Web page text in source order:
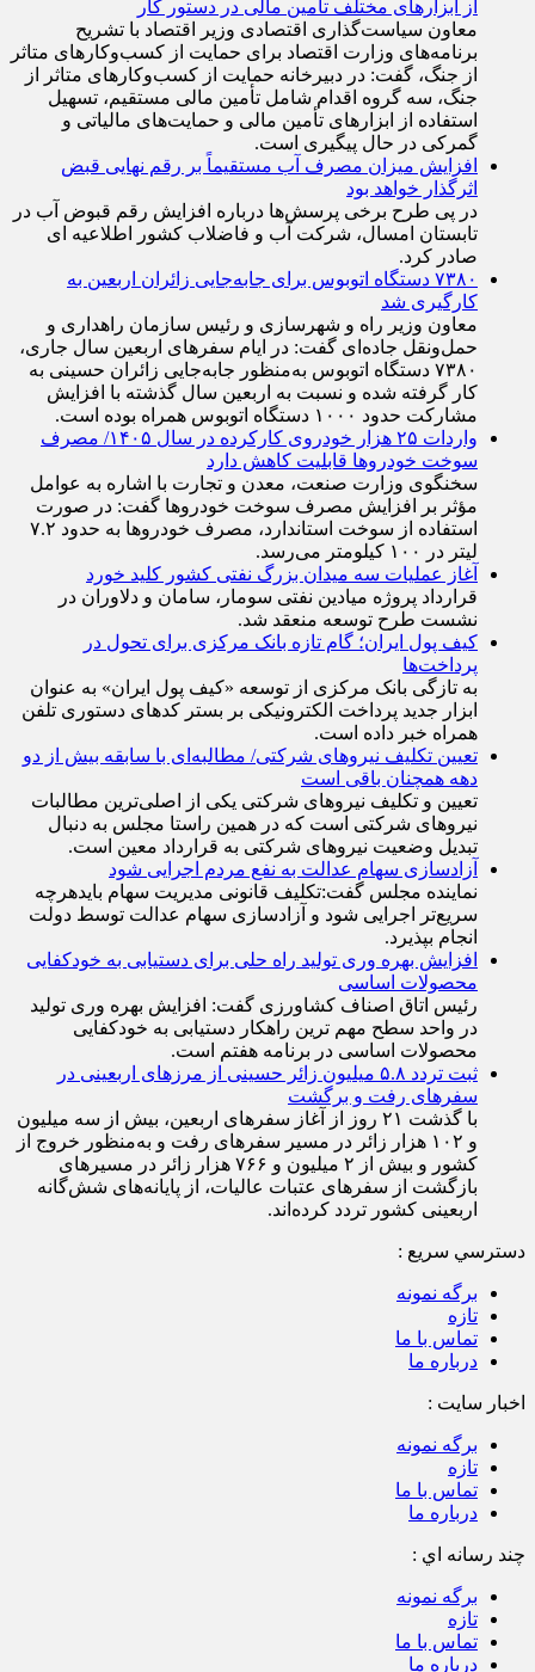
از ابزارهای مختلف تأمین مالی در دستور کار
معاون سیاست‌گذاری اقتصادی وزیر اقتصاد با تشریح
برنامه‌های وزارت اقتصاد برای حمایت از کسب‌وکار‌های متاثر
از جنگ، گفت: در دبیرخانه حمایت از کسب‌وکار‌های متاثر از
جنگ، سه گروه اقدام شامل تأمین مالی مستقیم، تسهیل
استفاده از ابزار‌های تأمین مالی و حمایت‌های مالیاتی و
گمرکی در حال پیگیری است.
افزایش میزان مصرف آب مستقیماً بر رقم نهایی قبض
اثرگذار خواهد بود
در پی طرح برخی پرسش‌ها درباره افزایش رقم قبوض آب در
تابستان امسال، شرکت آب و فاضلاب کشور اطلاعیه ای
صادر کرد.
۷۳۸۰ دستگاه اتوبوس برای جابه‌جایی زائران اربعین به
کارگیری شد
معاون وزیر راه و شهرسازی و رئیس سازمان راهداری و
حمل‌ونقل جاده‌ای گفت: در ایام سفرهای اربعین سال جاری،
۷۳۸۰ دستگاه اتوبوس به‌منظور جابه‌جایی زائران حسینی به‌
کار گرفته شده و نسبت به اربعین سال گذشته با افزایش
مشارکت حدود ۱۰۰۰ دستگاه اتوبوس همراه بوده است.
واردات ۲۵ هزار خودروی کارکرده در سال ۱۴۰۵/ مصرف
سوخت خودرو‌ها قابلیت کاهش دارد
سخنگوی وزارت صنعت، معدن و تجارت با اشاره به عوامل
مؤثر بر افزایش مصرف سوخت خودرو‌ها گفت: در صورت
استفاده از سوخت استاندارد، مصرف خودرو‌ها به حدود ۷.۲
لیتر در ۱۰۰ کیلومتر می‌رسد.
آغاز عملیات سه میدان بزرگ نفتی کشور کلید خورد
قرارداد پروژه میادین نفتی سومار، سامان و دلاوران در
نشست طرح توسعه منعقد شد.
کیف پول ایران؛ گام تازه بانک مرکزی برای تحول در
پرداخت‌ها
به تازگی بانک مرکزی از توسعه «کیف پول ایران» به عنوان
ابزار جدید پرداخت الکترونیکی بر بستر کد‌های دستوری تلفن
همراه خبر داده است.
تعیین تکلیف نیروهای شرکتی/ مطالبه‌ای با سابقه بیش از دو
دهه همچنان باقی است
تعیین و تکلیف نیرو‌های شرکتی یکی از اصلی‌ترین مطالبات
نیرو‌های شرکتی است که در همین راستا مجلس به دنبال
تبدیل وضعیت نیرو‌های شرکتی به قرارداد معین است.
آزادسازی سهام عدالت به نفع مردم اجرایی شود
نماینده مجلس گفت:تکلیف قانونی مدیریت سهام بایدهرچه
سریع‌تر اجرایی شود و آزادسازی سهام عدالت توسط دولت
انجام بپذیرد.
افزایش بهره وری تولید راه حلی برای دستیابی به خودکفایی
محصولات اساسی
رئیس اتاق اصناف کشاورزی گفت: افزایش بهره وری تولید
در واحد سطح مهم ترین راهکار دستیابی به خودکفایی
محصولات اساسی در برنامه هفتم است.
ثبت تردد ۵.۸ میلیون زائر حسینی از مرزهای اربعینی در
سفرهای رفت و برگشت
با گذشت ۲۱ روز از آغاز سفرهای اربعین، بیش از سه میلیون
و ۱۰۲ هزار زائر در مسیر سفرهای رفت و به‌منظور خروج از
کشور و بیش از ۲ میلیون و ۷۶۶ هزار زائر در مسیرهای
بازگشت از سفرهای عتبات عالیات، از پایانه‌های شش‌گانه
اربعینی کشور تردد کرده‌اند.
دسترسي سريع :
برگه نمونه
تازه
تماس با ما
درباره ما
اخبار سایت :
برگه نمونه
تازه
تماس با ما
درباره ما
چند رسانه اي :
برگه نمونه
تازه
تماس با ما
درباره ما